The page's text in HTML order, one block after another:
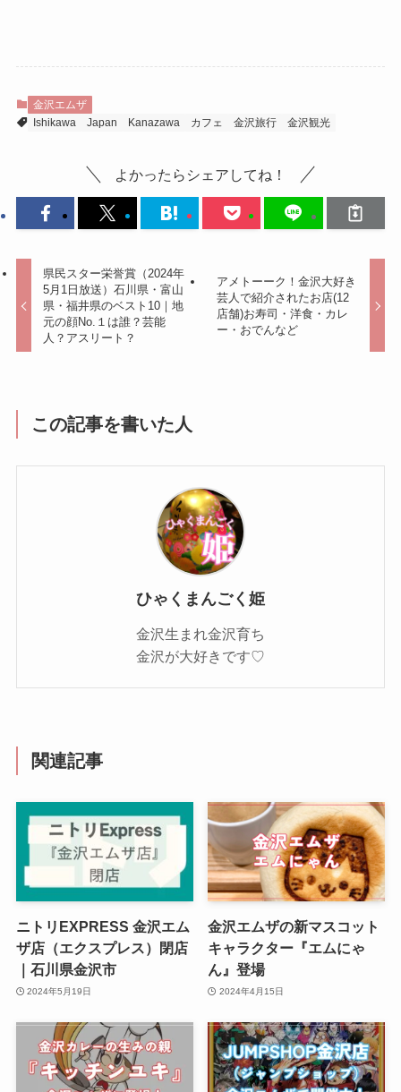
金沢エムザ
Ishikawa
Japan Kanazawa カフェ 金沢旅行 金沢観光
よかったらシェアしてね！
県民スター栄誉賞（2024年
5月1日放送）石川県・富山
県・福井県のベスト10｜地
元の顔No.１は誰？芸能
人？アスリート？
アメトーーク！金沢大好き
芸人で紹介されたお店(12
店舗)お寿司・洋食・カレ
ー・おでんなど
この記事を書いた人
ひゃくまんごく姫
金沢生まれ金沢育ち
金沢が大好きです♡
関連記事
ニトリEXPRESS 金沢エム
ザ店（エクスプレス）閉店
｜石川県金沢市
2024年5月19日
金沢エムザの新マスコット
キャラクター『エムにゃ
ん』登場
2024年4月15日